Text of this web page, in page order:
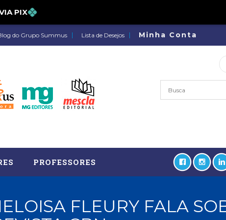
PIX
do Grupo Summus Lista de Desejos Minha Conta
PROFESSORES
FLEURY FALA